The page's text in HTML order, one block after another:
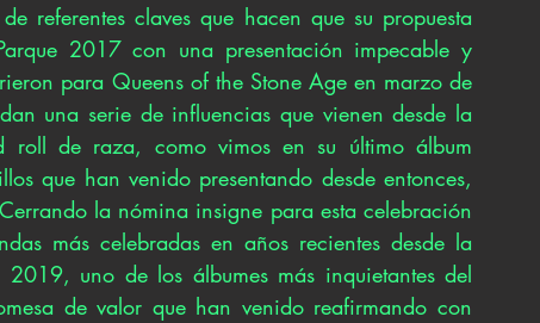
referentes claves que hacen que su propuesta
2017 con una presentación impecable y
para Queens of the Stone Age en marzo de
una serie de influencias que vienen desde la
que han venido presentando desde entonces,
la nómina insigne para esta celebración
más celebradas en años recientes desde la
uno de los álbumes más inquietantes del
de valor que han venido reafirmando con